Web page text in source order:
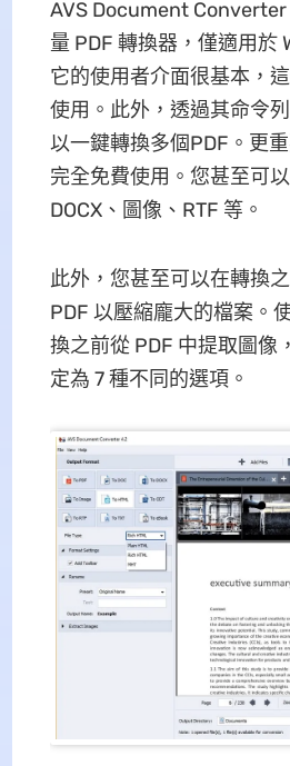
AVS Document
量 PDF 轉換器，僅適用於
它的使用者介面很基本，
使用。此外，透過其命令
以一鍵轉換多個PDF。更
完全免費使用。您甚至可
DOCX、圖像、RTF 等。
此外，您甚至可以在轉換
PDF 以壓縮龐大的檔案。
換之前從 PDF 中提取圖像
定為 7 種不同的選項。